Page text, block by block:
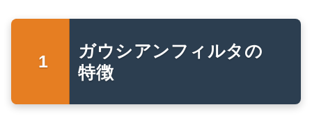
ガウシアンフィルタの
特徴